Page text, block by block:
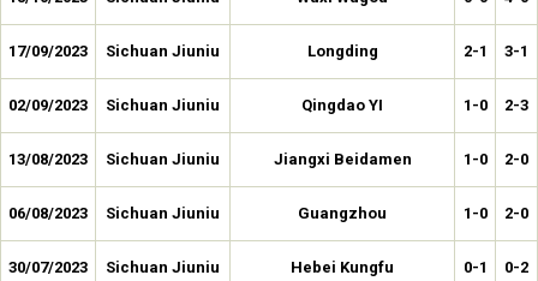
17/09/2023 Sichuan Jiuniu Longding 2-1 3-1
02/09/2023 Sichuan Jiuniu Qingdao YI 1-0 2-3
13/08/2023 Sichuan Jiuniu Jiangxi Beidamen 1-0 2-0
06/08/2023 Sichuan Jiuniu Guangzhou 1-0 2-0
30/07/2023 Sichuan Jiuniu Hebei Kungfu 0-1 0-2